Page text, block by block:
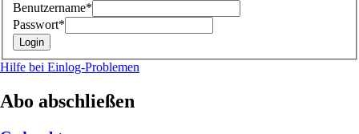
Benutzername*
Passwort*
Hilfe bei Einlog-Problemen
Abo abschließen